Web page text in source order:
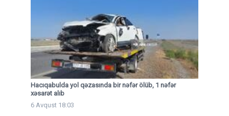
Hacıqabulda yol qəzasında bir nəfər ölüb, 1 nəfər
xəsarət alıb
6 Avqust 18:03